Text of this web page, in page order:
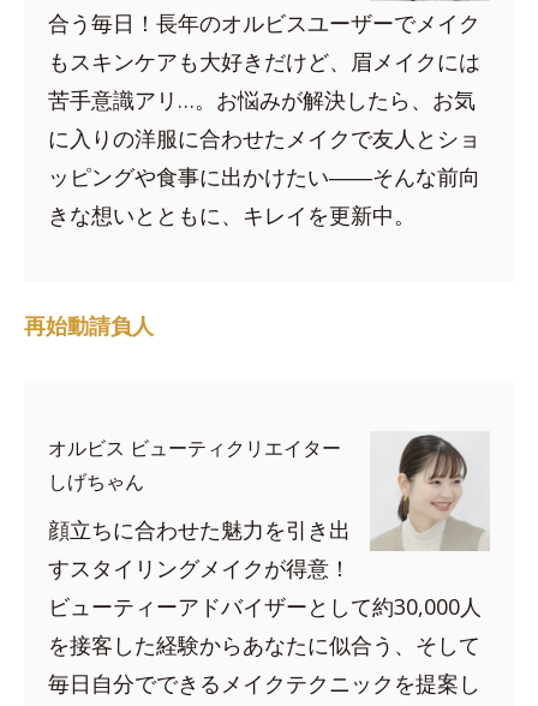
合う毎日！長年のオルビスユーザーでメイク
もスキンケアも大好きだけど、眉メイクには
苦手意識アリ…。お悩みが解決したら、お気
に入りの洋服に合わせたメイクで友人とショ
ッピングや食事に出かけたい――そんな前向
きな想いとともに、キレイを更新中。
再始動請負人
オルビス ビューティクリエイター
しげちゃん
顔立ちに合わせた魅力を引き出
すスタイリングメイクが得意！
ビューティーアドバイザーとして約30,000人
を接客した経験からあなたに似合う、そして
毎日自分でできるメイクテクニックを提案し